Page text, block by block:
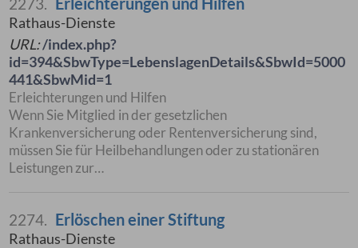
Rathaus-Dienste
URL:/index.php?
id=394&SbwType=LebenslagenDetails&SbwId=5000
441&SbwMid=1
Erleichterungen und Hilfen
Wenn Sie Mitglied in der gesetzlichen
Krankenversicherung oder Rentenversicherung sind,
müssen Sie für Heilbehandlungen oder zu stationären
Leistungen zur…
2274. Erlöschen einer Stiftung
Rathaus-Dienste